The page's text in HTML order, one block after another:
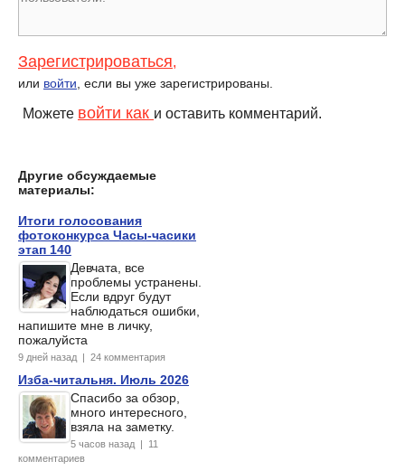
Зарегистрироваться,
или войти, если вы уже зарегистрированы.
Можете войти как и оставить комментарий.
Другие обсуждаемые
материалы:
Итоги голосования
фотоконкурса Часы-часики
этап 140
Девчата, все
проблемы устранены.
Если вдруг будут
наблюдаться ошибки,
напишите мне в личку,
пожалуйста
9 дней назад | 24 комментария
Изба-читальня. Июль 2026
Спасибо за обзор,
много интересного,
взяла на заметку.
5 часов назад | 11
комментариев